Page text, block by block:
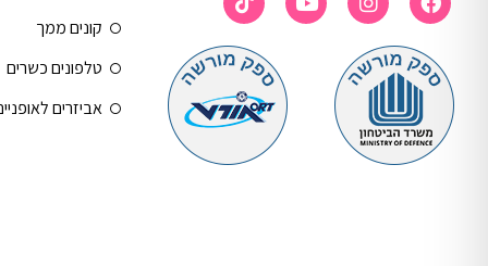
קונים ממך
טלפונים כשרים
אביזרים